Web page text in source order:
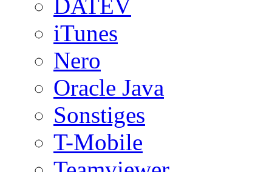
DATEV
iTunes
Nero
Oracle Java
Sonstiges
T-Mobile